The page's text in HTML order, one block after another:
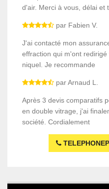
d'air. Merci à vous, délai et
par Fabien V.
J'ai contacté mon
effraction qui m'ont
niquel. Je recommande
par Arnaud L.
Après 3 devis comparatifs
en double vitrage, j'ai
société. Cordialement